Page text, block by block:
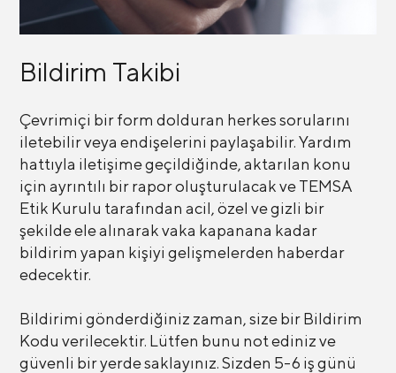
Bildirim Takibi
Çevrimiçi bir form dolduran herkes sorularını
iletebilir veya endişelerini paylaşabilir. Yardım
hattıyla iletişime geçildiğinde, aktarılan konu
için ayrıntılı bir rapor oluşturulacak ve TEMSA
Etik Kurulu tarafından acil, özel ve gizli bir
şekilde ele alınarak vaka kapanana kadar
bildirim yapan kişiyi gelişmelerden haberdar
edecektir.
Bildirimi gönderdiğiniz zaman, size bir Bildirim
Kodu verilecektir. Lütfen bunu not ediniz ve
güvenli bir yerde saklayınız. Sizden 5-6 iş günü